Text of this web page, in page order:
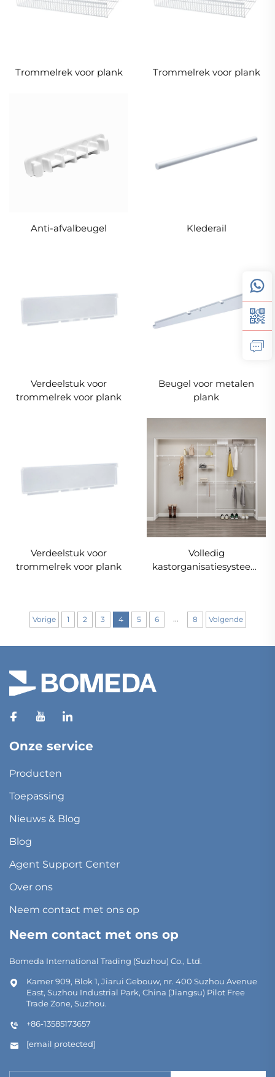
Trommelrek voor plank Trommelrek voor plank
Anti-afvalbeugel Klederail
Verdeelstuk voor
trommelrek voor plank
Beugel voor metalen
plank
Verdeelstuk voor
trommelrek voor plank
Volledig
kastorganisatiesysteem
Vorige 1 2 3 4 5 6 ... 8 Volgende
Onze service
Producten
Toepassing
Nieuws & Blog
Blog
Agent Support Center
Over ons
Neem contact met ons op
Neem contact met ons op
Bomeda International Trading (Suzhou) Co., Ltd.
Kamer 909, Blok 1, Jiarui Gebouw, nr. 400 Suzhou Avenue
East, Suzhou Industrial Park, China (Jiangsu) Pilot Free
Trade Zone, Suzhou.
+86-13585173657
[email protected]